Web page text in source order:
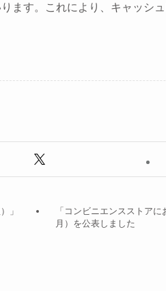
ます。これにより、キャッシ
」
「コンビニエンスストア
月）を公表しました